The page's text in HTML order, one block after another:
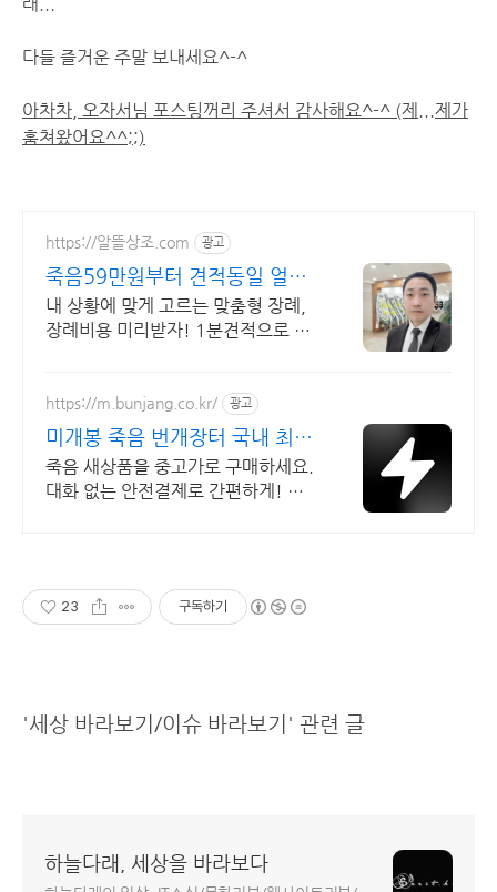
다들 즐거운 주말 보내세요^-^
아차차, 오자서님 포스팅꺼리 주셔서 감사해요^-^ (제...제가
훔쳐왔어요^^;;)
https://알뜰상조.com 광고
죽음59만원부터 견적동일 얼굴
을 걸고 처음부터 끝까지
내 상황에 맞게 고르는 맞춤형 장례,
장례비용 미리받자! 1분견적으로 딱
https://m.bunjang.co.kr/ 광고
미개봉 죽음 번개장터 국내 최대
브랜드 중고거래
죽음 새상품을 중고가로 구매하세요.
대화 없는 안전결제로 간편하게! 전
23 구독하기
'세상 바라보기/이슈 바라보기' 관련 글
하늘다래, 세상을 바라보다